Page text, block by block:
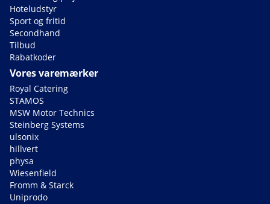
Hoteludstyr
Sport og fritid
Secondhand
Tilbud
Rabatkoder
Vores varemærker
Royal Catering
STAMOS
MSW Motor Technics
Steinberg Systems
ulsonix
hillvert
physa
Wiesenfield
Fromm & Starck
Uniprodo